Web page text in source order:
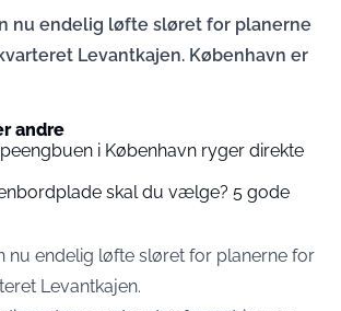
nu endelig løfte sløret for planerne
Levantkajen. København er
andre
i København ryger direkte
skal du vælge? 5 gode
nu endelig løfte sløret for planerne for
Levantkajen.